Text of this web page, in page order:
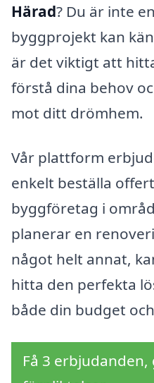
Härad? Du är inte
byggprojekt kan
är det viktigt att
förstå dina behov
mot ditt drömhem.
Vår plattform
enkelt beställa
byggföretag i
planerar en
något helt annat,
hitta den perfekta
både din budget
Få 3